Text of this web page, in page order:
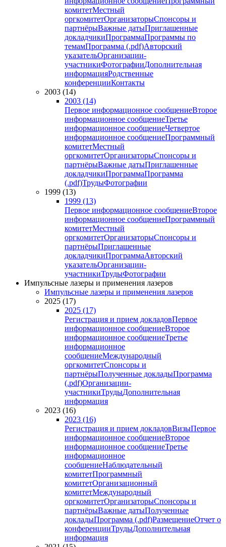
комитетМестный
оргкомитетОрганизаторыСпонсоры и
партнёрыВажные датыПриглашенные
докладчикиПрограммаПрограммы по
темамПрограмма (.pdf)Авторский
указательОрганизации-
участникиФотографииДополнительная
информацияРодственные
конференцииКонтакты
2003 (14)
2003 (14)
Первое информационное сообщениеВторое
информационное сообщениеТретье
информационное сообщениеЧетвертое
информационное сообщениеПрограммный
комитетМестный
оргкомитетОрганизаторыСпонсоры и
партнёрыВажные датыПриглашенные
докладчикиПрограммаПрограмма
(.pdf)ТрудыФотографии
1999 (13)
1999 (13)
Первое информационное сообщениеВторое
информационное сообщениеПрограммный
комитетМестный
оргкомитетОрганизаторыСпонсоры и
партнёрыПриглашенные
докладчикиПрограммаАвторский
указательОрганизации-
участникиТрудыФотографии
Импульсные лазеры и применения лазеров
Импульсные лазеры и применения лазеров
2025 (17)
2025 (17)
Регистрация и прием докладовПервое
информационное сообщениеВторое
информационное сообщениеТретье
информационное
сообщениеМеждународный
оргкомитетСпонсоры и
партнёрыПолученные докладыПрограмма
(.pdf)Организации-
участникиТрудыДополнительная
информация
2023 (16)
2023 (16)
Регистрация и прием докладовВизыПервое
информационное сообщениеВторое
информационное сообщениеТретье
информационное
сообщениеНаблюдательный
комитетПрограммный
комитетОрганизационный
комитетМеждународный
оргкомитетОрганизаторыСпонсоры и
партнёрыВажные датыПолученные
докладыПрограмма (.pdf)РазмещениеОтчет о
конференцииТрудыДополнительная
информация